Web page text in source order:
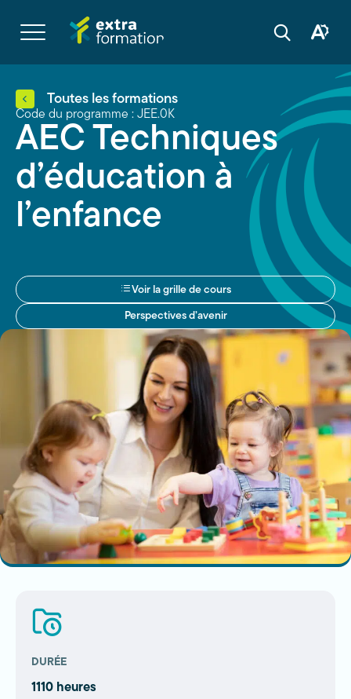
Ouvrir
la
Ouvrir
Ouvrir
Toutes les formations
Code du programme : JEE.0K
AEC Techniques
d’éducation à
l’enfance
Voir la grille de cours
Perspectives d’avenir
DURÉE
1110 heures